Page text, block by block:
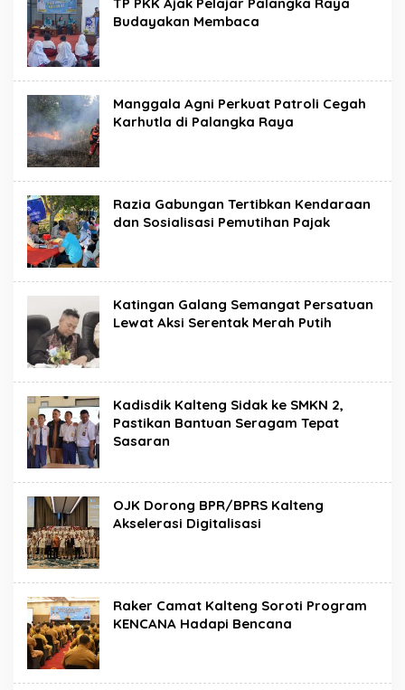
Budayakan Membaca
Manggala Agni Perkuat Patroli Cegah
Karhutla di Palangka Raya
Razia Gabungan Tertibkan Kendaraan
dan Sosialisasi Pemutihan Pajak
Katingan Galang Semangat Persatuan
Lewat Aksi Serentak Merah Putih
Kadisdik Kalteng Sidak ke SMKN 2,
Pastikan Bantuan Seragam Tepat
Sasaran
OJK Dorong BPR/BPRS Kalteng
Akselerasi Digitalisasi
Raker Camat Kalteng Soroti Program
KENCANA Hadapi Bencana